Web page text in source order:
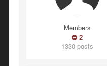
Members
2
1330 posts